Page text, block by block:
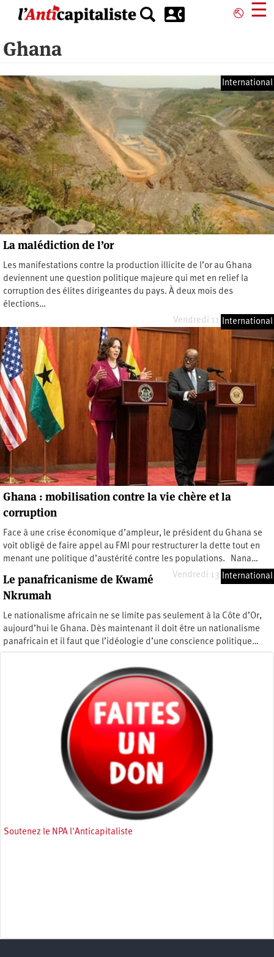
principal
⎋ ☰
Ghana
International
La malédiction de l’or
Les manifestations contre la production illicite de l’or au Ghana
deviennent une question politique majeure qui met en relief la
corruption des élites dirigeantes du pays. À deux mois des
élections…
Vendredi 11 octobre 2024
International
Ghana : mobilisation contre la vie chère et la
corruption
Face à une crise économique d’ampleur, le président du Ghana se
voit obligé de faire appel au FMI pour restructurer la dette tout en
menant une politique d’austérité contre les populations. Nana…
Vendredi 13 octobre 2023
International
Le panafricanisme de Kwamé
Nkrumah
Le nationalisme africain ne se limite pas seulement à la Côte d’Or,
aujourd’hui le Ghana. Dès maintenant il doit être un nationalisme
panafricain et il faut que l’idéologie d’une conscience politique…
Soutenez le NPA l'Anticapitaliste